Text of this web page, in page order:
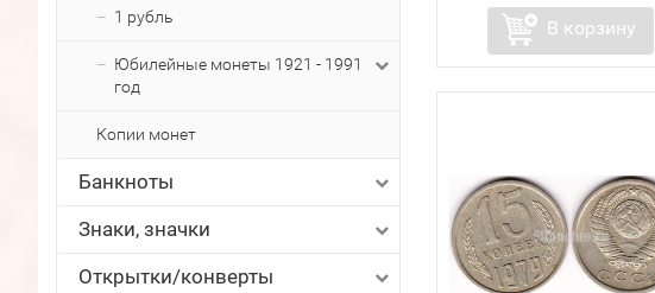
1 рубль
Юбилейные монеты 1921 - 1991
год
Копии монет
Банкноты
Знаки, значки
Открытки/конверты
В корзину